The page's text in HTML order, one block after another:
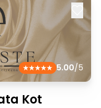
5.00/5
Kot